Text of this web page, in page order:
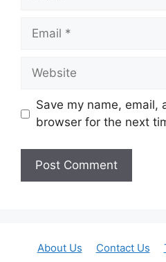
Email
Website
Save my name, email,
browser for the next
About Us Contact Us